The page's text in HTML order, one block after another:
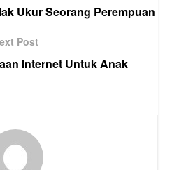
Ukur Seorang Perempuan
Post
Internet Untuk Anak